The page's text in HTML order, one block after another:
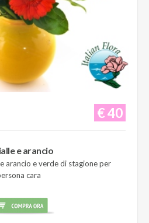
€ 40
e arancio
arancio e verde di stagione per
cara